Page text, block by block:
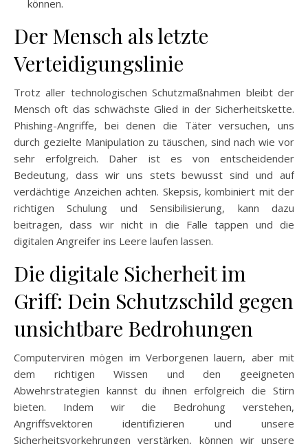
können.
Der Mensch als letzte
Verteidigungslinie
Trotz aller technologischen Schutzmaßnahmen bleibt der
Mensch oft das schwächste Glied in der Sicherheitskette.
Phishing-Angriffe, bei denen die Täter versuchen, uns
durch gezielte Manipulation zu täuschen, sind nach wie vor
sehr erfolgreich. Daher ist es von entscheidender
Bedeutung, dass wir uns stets bewusst sind und auf
verdächtige Anzeichen achten. Skepsis, kombiniert mit der
richtigen Schulung und Sensibilisierung, kann dazu
beitragen, dass wir nicht in die Falle tappen und die
digitalen Angreifer ins Leere laufen lassen.
Die digitale Sicherheit im
Griff: Dein Schutzschild gegen
unsichtbare Bedrohungen
Computerviren mögen im Verborgenen lauern, aber mit
dem richtigen Wissen und den geeigneten
Abwehrstrategien kannst du ihnen erfolgreich die Stirn
bieten. Indem wir die Bedrohung verstehen,
Angriffsvektoren identifizieren und unsere
Sicherheitsvorkehrungen verstärken, können wir unsere